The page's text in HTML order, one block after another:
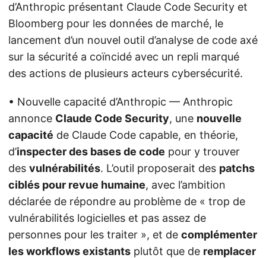
d’Anthropic présentant Claude Code Security et
Bloomberg pour les données de marché, le
lancement d’un nouvel outil d’analyse de code axé
sur la sécurité a coïncidé avec un repli marqué
des actions de plusieurs acteurs cybersécurité.
• Nouvelle capacité d’Anthropic — Anthropic
annonce Claude Code Security, une nouvelle
capacité de Claude Code capable, en théorie,
d’inspecter des bases de code pour y trouver
des vulnérabilités. L’outil proposerait des patchs
ciblés pour revue humaine, avec l’ambition
déclarée de répondre au problème de « trop de
vulnérabilités logicielles et pas assez de
personnes pour les traiter », et de complémenter
les workflows existants plutôt que de remplacer